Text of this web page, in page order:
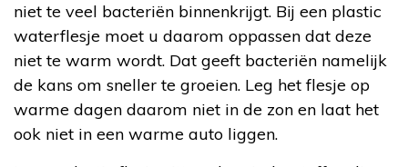
niet te veel bacteriën binnenkrijgt. Bij een plastic
waterflesje moet u daarom oppassen dat deze
niet te warm wordt. Dat geeft bacteriën namelijk
de kans om sneller te groeien. Leg het flesje op
warme dagen daarom niet in de zon en laat het
ook niet in een warme auto liggen.